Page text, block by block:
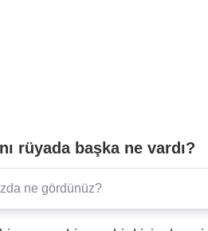
rüyada başka ne vardı?